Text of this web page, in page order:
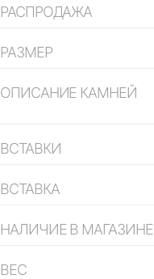
РАСПРОДАЖА
РАЗМЕР
ОПИСАНИЕ КАМНЕЙ
ВСТАВКИ
ВСТАВКА
НАЛИЧИЕ В МАГАЗИНЕ
ВЕС